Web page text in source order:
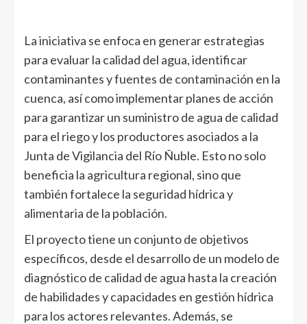
La iniciativa se enfoca en generar estrategias
para evaluar la calidad del agua, identificar
contaminantes y fuentes de contaminación en la
cuenca, así como implementar planes de acción
para garantizar un suministro de agua de calidad
para el riego y los productores asociados a la
Junta de Vigilancia del Río Ñuble. Esto no solo
beneficia la agricultura regional, sino que
también fortalece la seguridad hídrica y
alimentaria de la población.
El proyecto tiene un conjunto de objetivos
específicos, desde el desarrollo de un modelo de
diagnóstico de calidad de agua hasta la creación
de habilidades y capacidades en gestión hídrica
para los actores relevantes. Además, se